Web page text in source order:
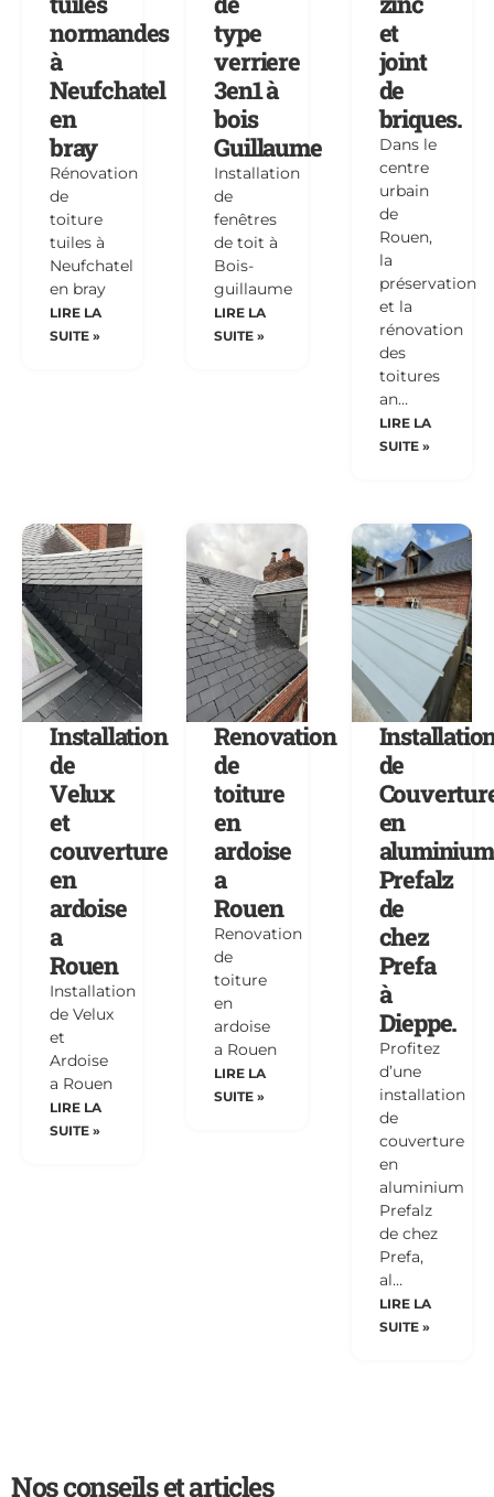
normandes
à
Neufchatel
en
bray
Rénovation
de
toiture
tuiles à
Neufchatel
en bray
LIRE LA
SUITE »
type
verriere
3en1 à
bois
Guillaume
Installation
de
fenêtres
de toit à
Bois-
guillaume
LIRE LA
SUITE »
et
joint
de
briques.
Dans le
centre
urbain
de
Rouen,
la
préservation
et la
rénovation
des
toitures
an…
LIRE LA
SUITE »
Installation
de
Velux
et
couverture
en
ardoise
a
Rouen
Installation
de Velux
et
Ardoise
a Rouen
LIRE LA
SUITE »
Renovation
de
toiture
en
ardoise
a
Rouen
Renovation
de
toiture
en
ardoise
a Rouen
LIRE LA
SUITE »
de
en
aluminium
Prefalz
de
chez
Prefa
à
Dieppe.
Profitez
d’une
installation
de
couverture
en
aluminium
Prefalz
de chez
Prefa,
al…
LIRE LA
SUITE »
Nos conseils et articles